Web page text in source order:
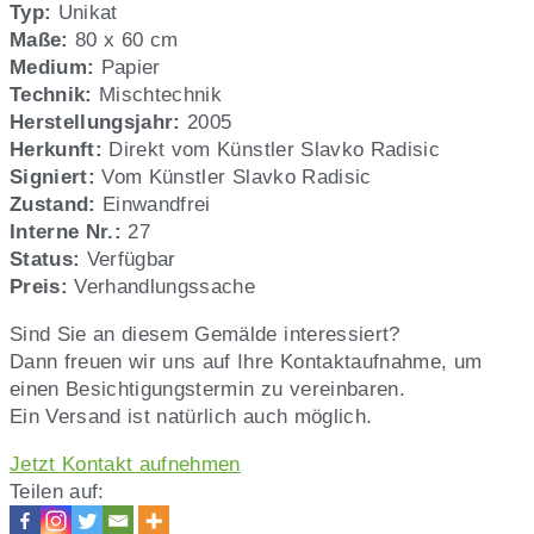
Nr.
27
Typ: Unikat
Maße: 80 x 60 cm
Medium: Papier
Technik: Mischtechnik
Herstellungsjahr: 2005
Herkunft: Direkt vom Künstler Slavko Radisic
Signiert: Vom Künstler Slavko Radisic
Zustand: Einwandfrei
Interne Nr.: 27
Status: Verfügbar
Preis: Verhandlungssache
Sind Sie an diesem Gemälde interessiert?
Dann freuen wir uns auf Ihre Kontaktaufnahme, um
einen Besichtigungstermin zu vereinbaren.
Ein Versand ist natürlich auch möglich.
Jetzt Kontakt aufnehmen
Teilen auf: